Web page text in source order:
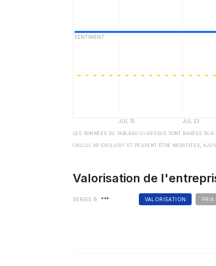
LES DONNÉES DU TABLEAU CI-DESSUS SONT BASÉES
CALCUL XP EXCLUSIF ET PEUVENT ÊTRE MODIFIÉES,
Valorisation de
VALORISATION PRIX
SERIES B ***